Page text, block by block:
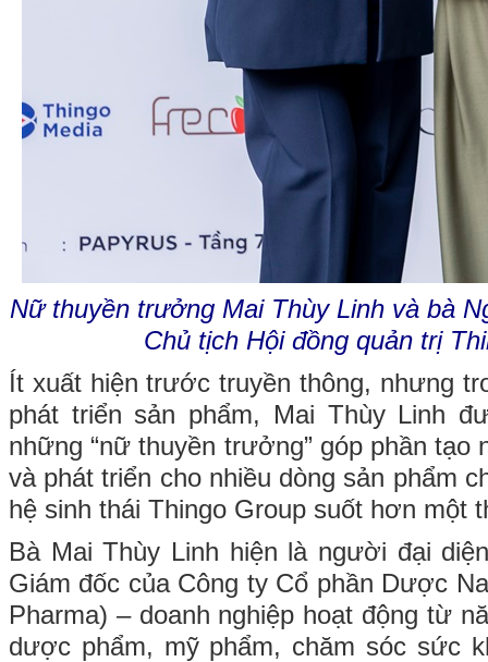
Nữ thuyền trưởng Mai Thùy Linh và bà
Chủ tịch Hội đồng quản trị
Ít xuất hiện trước truyền thông, nhưng
phát triển sản phẩm, Mai Thùy Linh
những “nữ thuyền trưởng” góp phần tạo
và phát triển cho nhiều dòng sản phẩm
hệ sinh thái Thingo Group suốt hơn một
Bà Mai Thùy Linh hiện là người đại
Giám đốc của Công ty Cổ phần Dược
Pharma) – doanh nghiệp hoạt động từ
dược phẩm, mỹ phẩm, chăm sóc sức